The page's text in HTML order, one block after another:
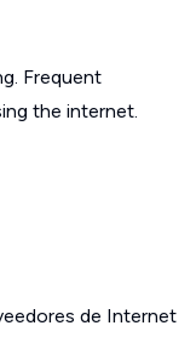
Frequent
the internet.
de Internet